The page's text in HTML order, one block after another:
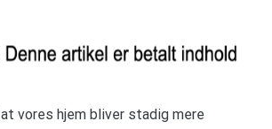
vores hjem bliver stadig mere